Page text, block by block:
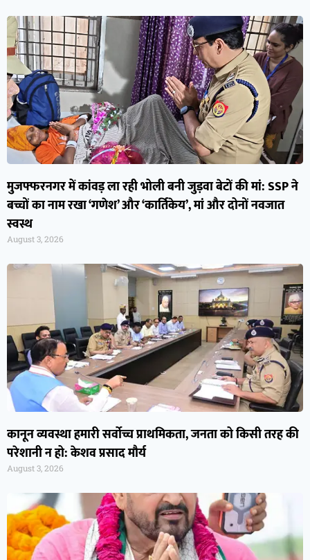
मुजफ्फरनगर में कांवड़ ला रही भोली बनी जुड़वा बेटों की मां: SSP ने
बच्चों का नाम रखा ‘गणेश’ और ‘कार्तिकेय’, मां और दोनों नवजात
स्वस्थ
August 3, 2026
कानून व्यवस्था हमारी सर्वोच्च प्राथमिकता, जनता को किसी तरह की
परेशानी न हो: केशव प्रसाद मौर्य
August 3, 2026